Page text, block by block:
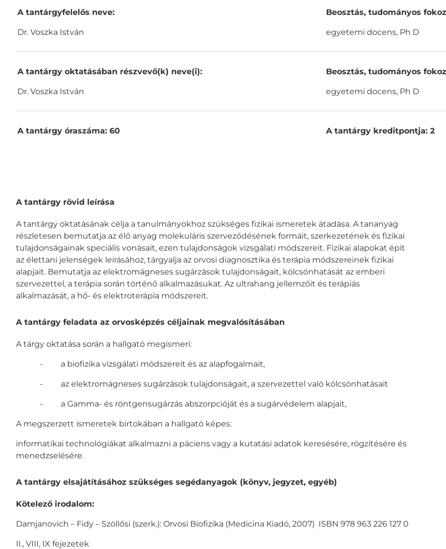
A tantárgyfelelős neve:
Dr. Voszka István
Beosztás, tudományos
egyetemi docens, Ph D
A tantárgy oktatásában részvevő(k) neve(i):
Dr. Voszka István
Beosztás, tudományos
egyetemi docens, Ph D
A tantárgy óraszáma: 60 A tantárgy kreditpontja: 2
A tantárgy rövid leírása
A tantárgy oktatásának célja a tanulmányokhoz szükséges fizikai ismeretek átadása. A tananyag
részletesen bemutatja az élő anyag molekuláris szerveződésének formáit, szerkezetének és fizikai
tulajdonságainak speciális vonásait, ezen tulajdonságok vizsgálati módszereit. Fizikai alapokat épít
az élettani jelenségek leírásához, tárgyalja az orvosi diagnosztika és terápia módszereinek fizikai
alapjait. Bemutatja az elektromágneses sugárzások tulajdonságait, kölcsönhatását az emberi
szervezettel, a terápia során történő alkalmazásukat. Az ultrahang jellemzőit és terápiás
alkalmazását, a hő- és elektroterápia módszereit.
A tantárgy feladata az orvosképzés céljainak megvalósításában
A tárgy oktatása során a hallgató megismeri:
- a biofizika vizsgálati módszereit és az alapfogalmait,
- az elektromágneses sugárzások tulajdonságait, a szervezettel való kölcsönhatásait
- a Gamma- és röntgensugárzás abszorpcióját és a sugárvédelem alapjait,
A megszerzett ismeretek birtokában a hallgató képes:
informatikai technológiákat alkalmazni a páciens vagy a kutatási adatok keresésére, rögzítésére és
menedzselésére.
A tantárgy elsajátításához szükséges segédanyagok (könyv, jegyzet, egyéb)
Kötelező irodalom:
Damjanovich – Fidy – Szöllősi (szerk.): Orvosi Biofizika (Medicina Kiadó, 2007) ISBN 978 963 226 127 0
II., VIII, IX fejezetek